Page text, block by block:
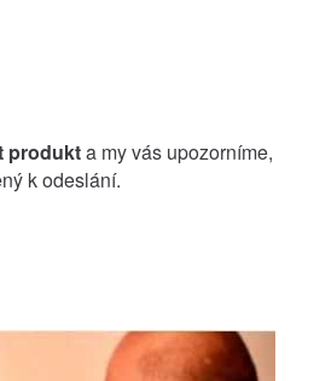
produkta my vás upozorníme,
k odeslání.